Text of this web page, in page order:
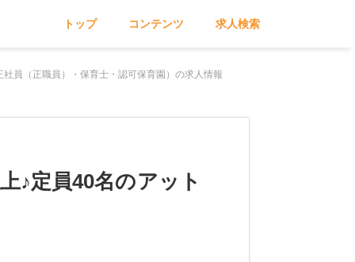
トップ コンテンツ 求人検索
員（正職員）・保育士・認可保育園）の求人情報
♪定員40名のアット